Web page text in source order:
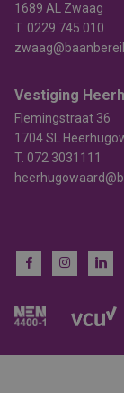
1689 AL Zwaag
T. 0229 745 010
Vestiging
Flemingstraat 36
1704 SL
T. 072 3031111